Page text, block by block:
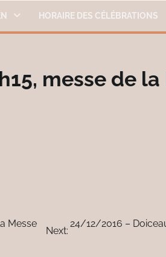
HORAIRE DES CÉLÉBRATIONS
messe de
Messe
Next:
24/12/2016 –